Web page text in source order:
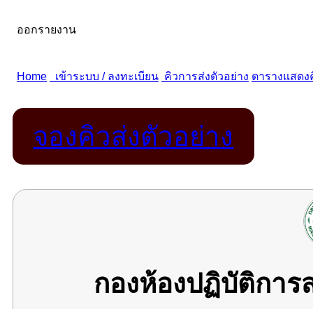
จองคิวส่งตัวอย่าง
กองห้องปฏิบัติกา